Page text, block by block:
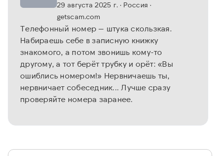
29 августа 2025 г.· Россия ·
getscam.com
Телефонный номер — штука скользкая.
Набираешь себе в записную книжку
знакомого, а потом звонишь кому-то
другому, а тот берёт трубку и орёт: «Вы
ошиблись номером!» Нервничаешь ты,
нервничает собеседник... Лучше сразу
проверяйте номера заранее.